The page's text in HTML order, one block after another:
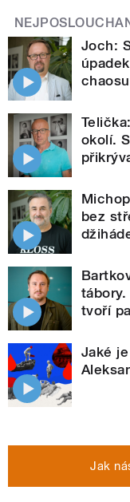
Joch:
okolí.
bez
tvoří
Jaké
Jak